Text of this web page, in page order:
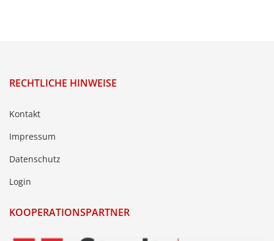
RECHTLICHE HINWEISE
Kontakt
Impressum
Datenschutz
Login
KOOPERATIONSPARTNER